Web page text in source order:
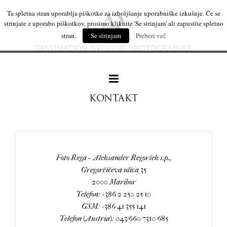
leseni izdelki
mi
KONTAKT
Foto Rega – Aleksander Regoršek s.p.,
Gregorčičeva ulica 35
2000 Maribor
Telefon: +386 2 250 25 10
GSM: +386 41 355 141
Telefon (Austria): 043/660 7310 685
Ta spletna stran uporablja piškotke za izboljšanje uporabniške izkušnje. Če se
strinjate z uporabo piškotkov, prosimo kliknite 'Se strinjam' ali zapustite spletno
stran.
Se strinjam Preberi več